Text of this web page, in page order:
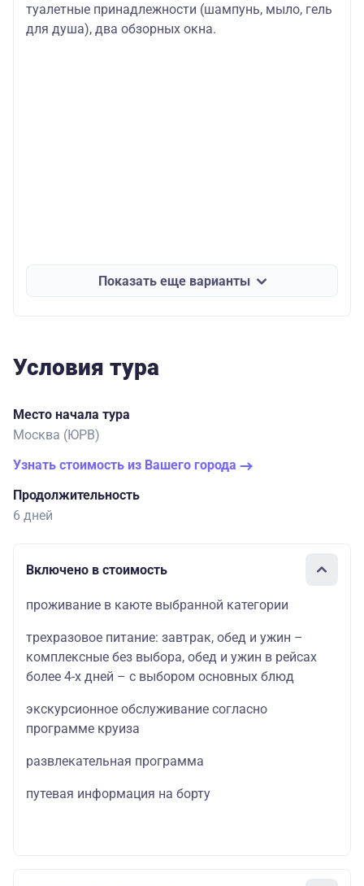
туалетные принадлежности (шампунь, мыло, гель
для душа), два обзорных окна.
Показать еще варианты
Условия тура
Место начала тура
Москва (ЮРВ)
Узнать стоимость из Вашего города
Продолжительность
6 дней
Включено в стоимость
проживание в каюте выбранной категории
трехразовое питание: завтрак, обед и ужин –
комплексные без выбора, обед и ужин в рейсах
более 4-х дней – с выбором основных блюд
экскурсионное обслуживание согласно
программе круиза
развлекательная программа
путевая информация на борту